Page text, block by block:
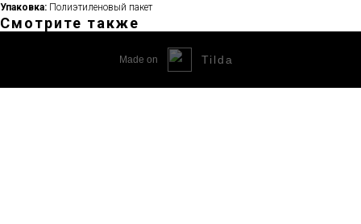
Упаковка: Полиэтиленовый пакет
Смотрите также
Made on Tilda